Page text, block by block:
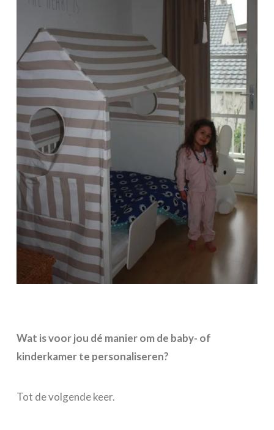
Wat is voor jou dé manier om de baby- of
kinderkamer te personaliseren?
Tot de volgende keer.